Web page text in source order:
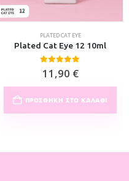
PLATED CAT EYE
Plated Cat Eye 13 10ml
0out of 5
11,90 €
ΠΡΟΣΘΉΚΗ ΣΤΟ ΚΑΛΆΘΙ